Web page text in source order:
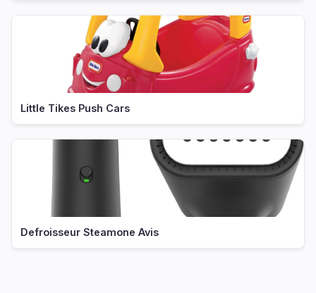
Little Tikes Push Cars
Defroisseur Steamone Avis